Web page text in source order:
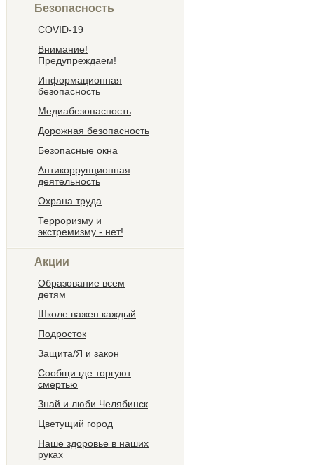
Безопасность
COVID-19
Внимание!
Предупреждаем!
Информационная
безопасность
Медиабезопасность
Дорожная безопасность
Безопасные окна
Антикоррупционная
деятельность
Охрана труда
Терроризму и
экстремизму - нет!
Акции
Образование всем
детям
Школе важен каждый
Подросток
Защита/Я и закон
Сообщи где торгуют
смертью
Знай и люби Челябинск
Цветущий город
Наше здоровье в наших
руках